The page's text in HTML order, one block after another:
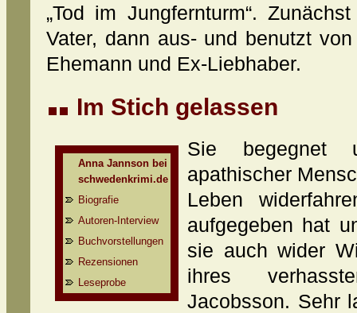
„Tod im Jungfernturm“.
Vater, dann aus- und benutzt
Ehemann und Ex-Liebhaber.
Im Stich gelassen
Anna Jannson bei
schwedenkrimi.de
Biografie
Autoren-Interview
Buchvorstellungen
Rezensionen
Leseprobe
Sie begegnet
apathischer
Leben
aufgegeben hat
sie auch wider
ihres
Jacobsson. Sehr